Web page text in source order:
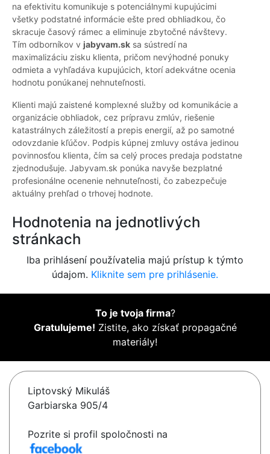
na efektivitu komunikuje s potenciálnymi kupujúcimi
všetky podstatné informácie ešte pred obhliadkou, čo
skracuje časový rámec a eliminuje zbytočné návštevy.
Tím odborníkov v jabyvam.sk sa sústredí na
maximalizáciu zisku klienta, pričom nevýhodné ponuky
odmieta a vyhľadáva kupujúcich, ktorí adekvátne ocenia
hodnotu ponúkanej nehnuteľnosti.
Klienti majú zaistené komplexné služby od komunikácie a
organizácie obhliadok, cez prípravu zmlúv, riešenie
katastrálnych záležitostí a prepis energií, až po samotné
odovzdanie kľúčov. Podpis kúpnej zmluvy ostáva jedinou
povinnosťou klienta, čím sa celý proces predaja podstatne
zjednodušuje. Jabyvam.sk ponúka navyše bezplatné
profesionálne ocenenie nehnuteľnosti, čo zabezpečuje
aktuálny prehľad o trhovej hodnote.
Hodnotenia na jednotlivých
stránkach
Iba prihlásení používatelia majú prístup k týmto
údajom. Kliknite sem pre prihlásenie.
To je tvoja firma?
Gratulujeme! Zistite, ako získať propagačné
materiály!
Liptovský Mikuláš
Garbiarska 905/4
Pozrite si profil spoločnosti na